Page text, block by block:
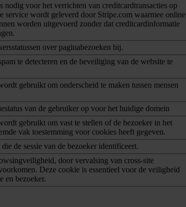
nodig voor het verrichten van creditcardtransacties op
service wordt geleverd door Stripe.com waarmee online
worden uitgevoerd zonder dat creditcardinformatie
over paginabezoeken bij.
te detecteren en de beveiliging van de website te
gebruikt om onderscheid te maken tussen mensen
van de gebruiker op voor het huidige domein
gebruikt om vast te stellen of de bezoeker in het
vak toestemming voor cookies heeft gegeven.
de sessie van de bezoeker identificeert.
door vervalsing van cross-site
Deze cookie is essentieel voor de veiligheid
en bezoeker.